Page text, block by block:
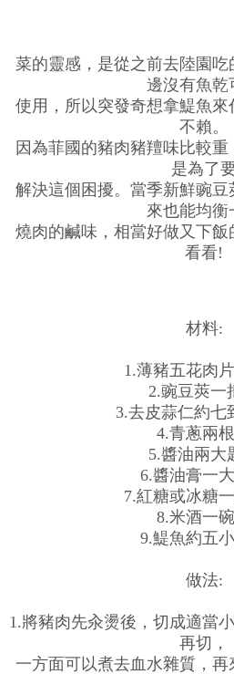
菜的靈感，是從之前去陸園
邊沒有魚乾
使用，所以突發奇想拿鯷魚
不賴。
因為菲國的豬肉豬羶味比較
是為了
解決這個困擾。當季新鮮豌
來也能均衡
燒肉的鹹味，相當好做又下
看看!
材料:
1.薄豬五花肉片
2.豌豆莢一
3.去皮蒜仁約七
4.青蔥兩根
5.醬油兩大
6.醬油膏一大
7.紅糖或冰糖一
8.米酒一碗
9.鯷魚約五小
做法:
1.將豬肉先汆燙後，切成適當
再切，
一方面可以煮去血水雜質，